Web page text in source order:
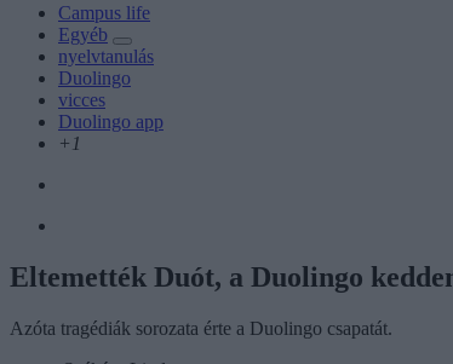
Campus life
Egyéb
nyelvtanulás
Duolingo
vicces
Duolingo app
+1
Eltemették Duót, a Duolingo
Azóta tragédiák sorozata érte a Duolingo csapatát.